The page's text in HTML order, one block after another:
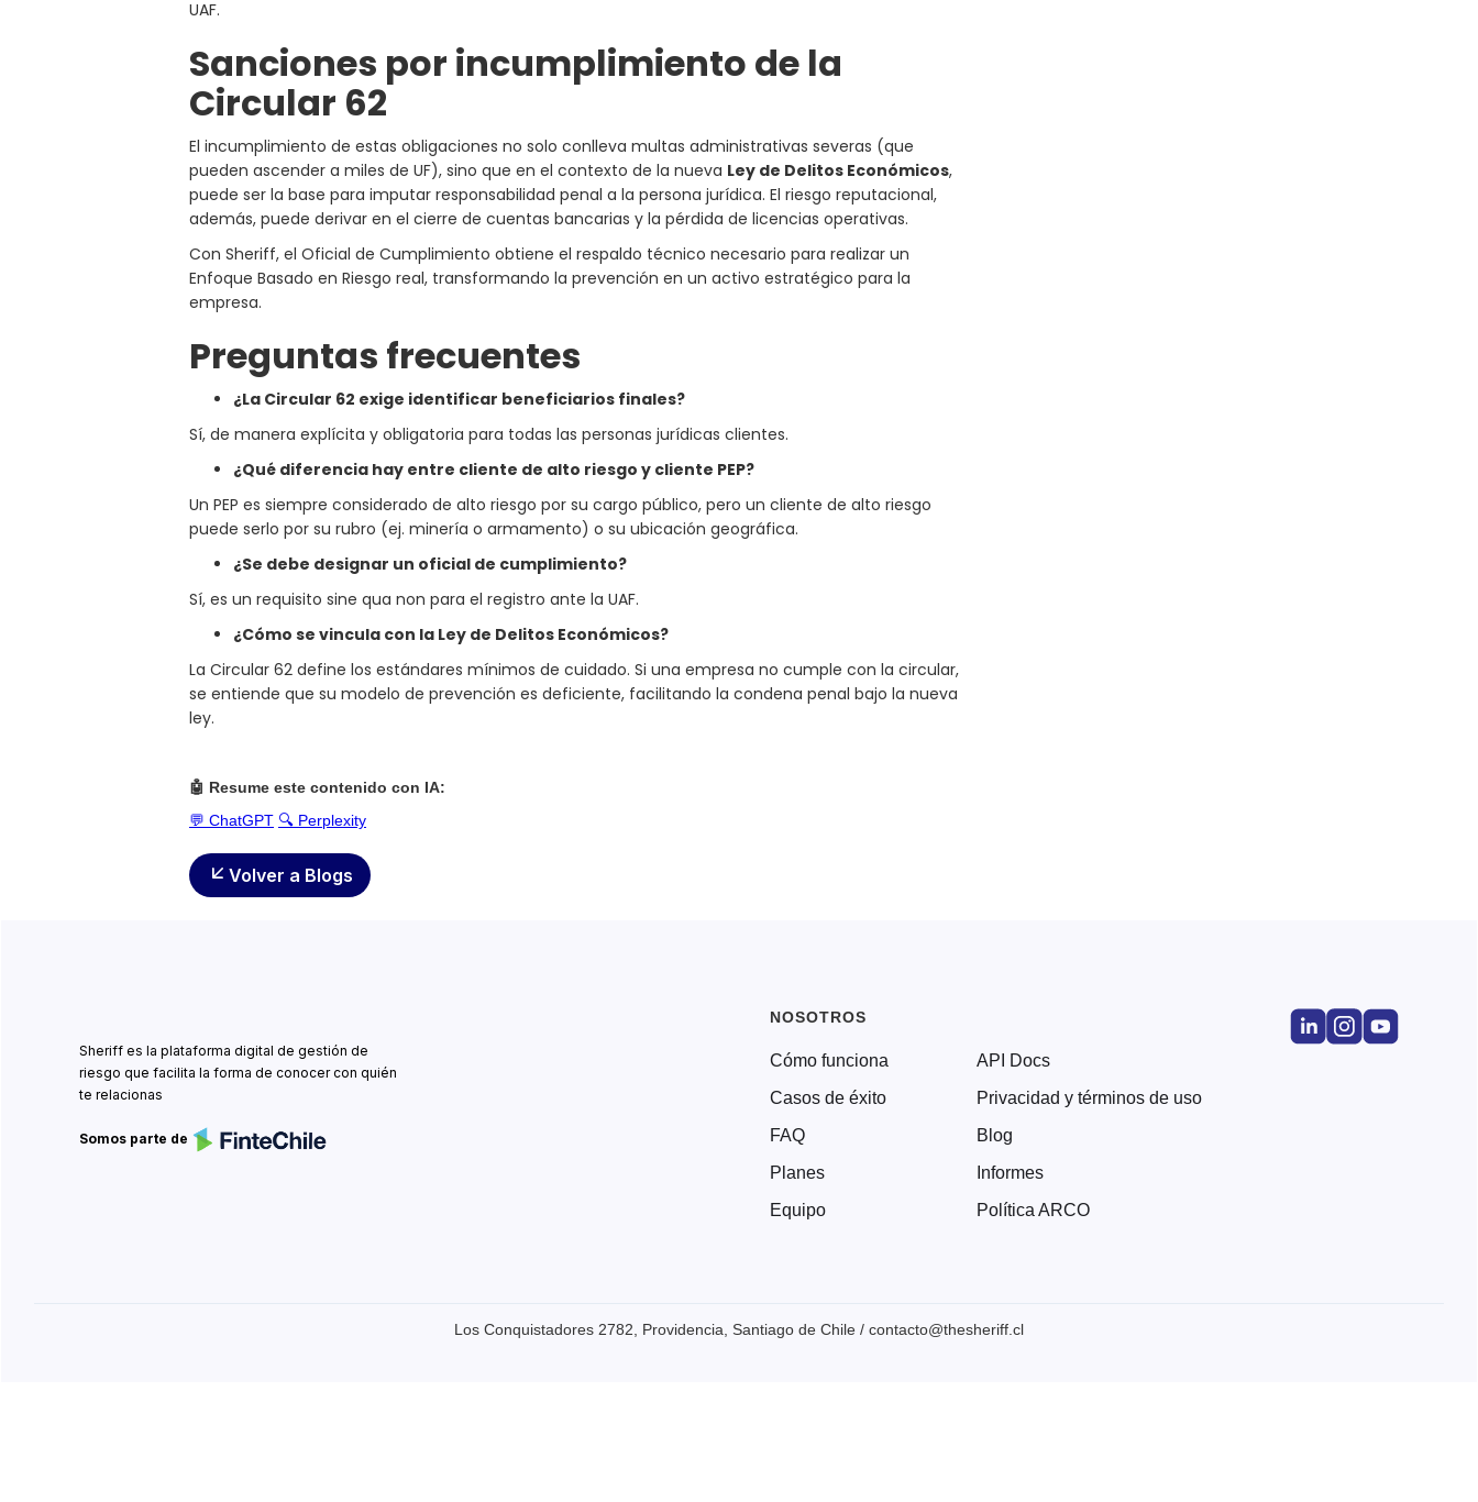
UAF.
Sanciones por incumplimiento de la
Circular 62
El incumplimiento de estas obligaciones no solo conlleva multas administrativas severas (que
pueden ascender a miles de UF), sino que en el contexto de la nueva Ley de Delitos Económicos,
puede ser la base para imputar responsabilidad penal a la persona jurídica. El riesgo reputacional,
además, puede derivar en el cierre de cuentas bancarias y la pérdida de licencias operativas.
Con Sheriff, el Oficial de Cumplimiento obtiene el respaldo técnico necesario para realizar un
Enfoque Basado en Riesgo real, transformando la prevención en un activo estratégico para la
empresa.
Preguntas frecuentes
¿La Circular 62 exige identificar beneficiarios finales?
Sí, de manera explícita y obligatoria para todas las personas jurídicas clientes.
¿Qué diferencia hay entre cliente de alto riesgo y cliente PEP?
Un PEP es siempre considerado de alto riesgo por su cargo público, pero un cliente de alto riesgo
puede serlo por su rubro (ej. minería o armamento) o su ubicación geográfica.
¿Se debe designar un oficial de cumplimiento?
Sí, es un requisito sine qua non para el registro ante la UAF.
¿Cómo se vincula con la Ley de Delitos Económicos?
La Circular 62 define los estándares mínimos de cuidado. Si una empresa no cumple con la circular,
se entiende que su modelo de prevención es deficiente, facilitando la condena penal bajo la nueva
ley.
🤖 Resume este contenido con IA:
💬 ChatGPT 🔍 Perplexity
Volver a Blogs
Sheriff es la plataforma digital de gestión de
riesgo que facilita la forma de conocer con quién
te relacionas
Somos parte de
NOSOTROS
Cómo funciona
Casos de éxito
FAQ
Planes
Equipo
API Docs
Privacidad y términos de uso
Blog
Informes
Política ARCO
Los Conquistadores 2782, Providencia, Santiago de Chile / contacto@thesheriff.cl